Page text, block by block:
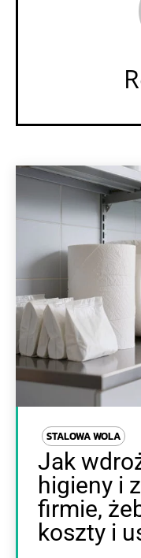
STALOWA WOLA
Jak
higieny i
firmie,
koszty i